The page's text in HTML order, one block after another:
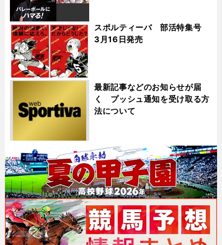
スポルティーバ 部活特集号
3月16日発売
最新記事などのお知らせが届
く プッシュ通知を受け取る方
法について